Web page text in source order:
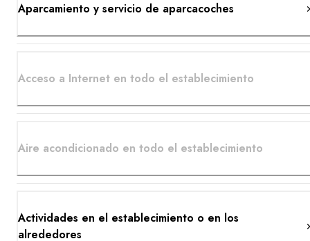
Aparcamiento y servicio de aparcacoches
Acceso a Internet en todo el establecimiento
Aire acondicionado en todo el establecimiento
Actividades en el establecimiento o en los
alrededores